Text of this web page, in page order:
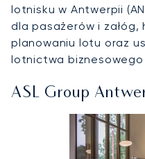
lotnisku w Antwerpii
dla pasażerów i
planowaniu lotu oraz
lotnictwa
ASL Group